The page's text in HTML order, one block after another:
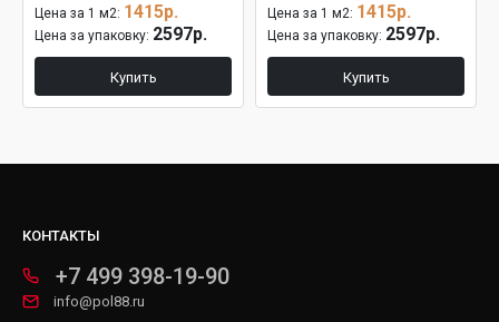
Цена за 1 м2: 1415р.
Цена за упаковку: 2597р.
Купить
Цена за 1 м2: 1415р.
Цена за упаковку: 2597р.
Купить
КОНТАКТЫ
+7 499 398-19-90
info@pol88.ru